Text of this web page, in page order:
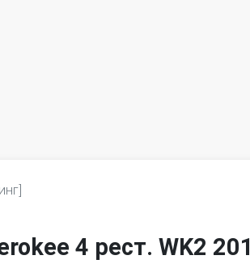
4 рест. WK2